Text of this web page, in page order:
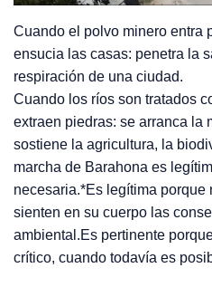
Cuando el polvo minero entra
ensucia las casas: penetra la
respiración de una ciudad.
Cuando los ríos son tratados
extraen piedras: se arranca la
sostiene la agricultura, la
marcha de Barahona es
necesaria.*Es legítima
sienten en su cuerpo las
ambiental.Es pertinente
crítico, cuando todavía es